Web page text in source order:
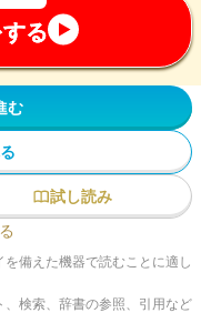
る
む
試し読み
備えた機器で読むことに適し
検索、辞書の参照、引用など